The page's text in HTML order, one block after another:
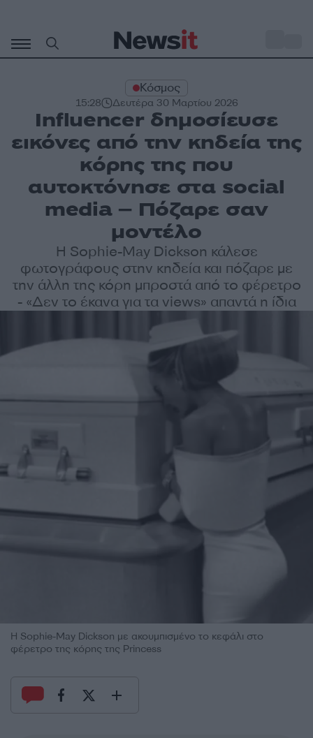
περιεχόμενο
Κόσμος
15:28 Δευτέρα 30 Μαρτίου 2026
Influencer δημοσίευσε
εικόνες από την κηδεία της
κόρης της που
αυτοκτόνησε στα social
media – Πόζαρε σαν
μοντέλο
Η Sophie-May Dickson κάλεσε
φωτογράφους στην κηδεία και πόζαρε με
την άλλη της κόρη μπροστά από το φέρετρο
- «Δεν το έκανα για τα views» απαντά η ίδια
Η Sophie-May Dickson με ακουμπισμένο το κεφάλι στο
φέρετρο της κόρης της Princess